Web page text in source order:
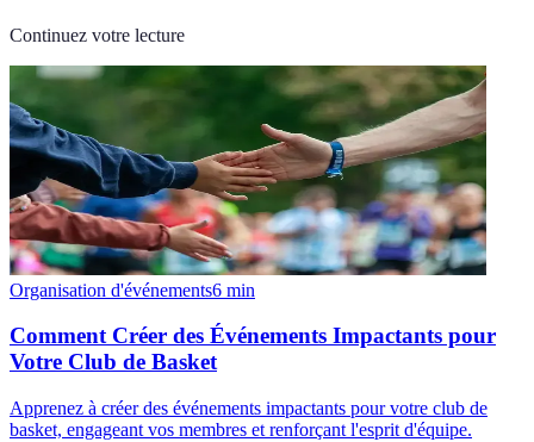
Continuez votre lecture
Organisation d'événements6 min
Comment Créer des Événements Impactants pour
Votre Club de Basket
Apprenez à créer des événements impactants pour votre club de
basket, engageant vos membres et renforçant l'esprit d'équipe.